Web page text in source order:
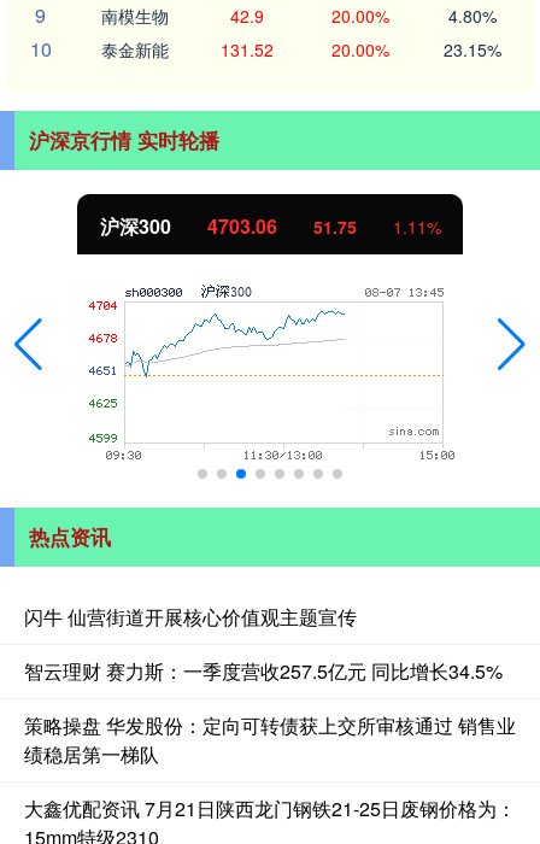
9 南模生物 42.9 20.00% 4.80%
10 泰金新能 131.52 20.00% 23.15%
沪深京行情 实时轮播
沪深300 4703.06 51.75 1.11%
热点资讯
闪牛 仙营街道开展核心价值观主题宣传
智云理财 赛力斯：一季度营收257.5亿元 同比增长34.5%
策略操盘 华发股份：定向可转债获上交所审核通过 销售业
绩稳居第一梯队
大鑫优配资讯 7月21日陕西龙门钢铁21-25日废钢价格为：
15mm特级2310